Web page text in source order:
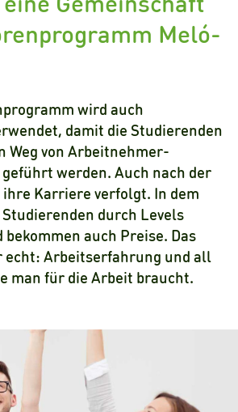
Meló-
wird auch
damit die Studierenden
Weg von Arbeitnehmer-
werden. Auch nach der
Karriere verfolgt. In dem
durch Levels
auch Preise. Das
echt: Arbeitserfahrung und all
man für die Arbeit braucht.